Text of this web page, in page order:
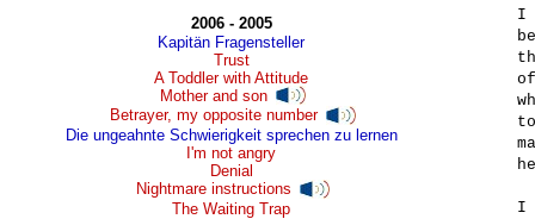
2006 - 2005
Kapitän Fragensteller
Trust
A Toddler with Attitude
Mother and son
Betrayer, my opposite number
Die ungeahnte Schwierigkeit sprechen zu lernen
I'm not angry
Denial
Nightmare instructions
The Waiting Trap
I
I